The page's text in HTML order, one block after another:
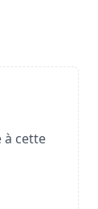
à cette